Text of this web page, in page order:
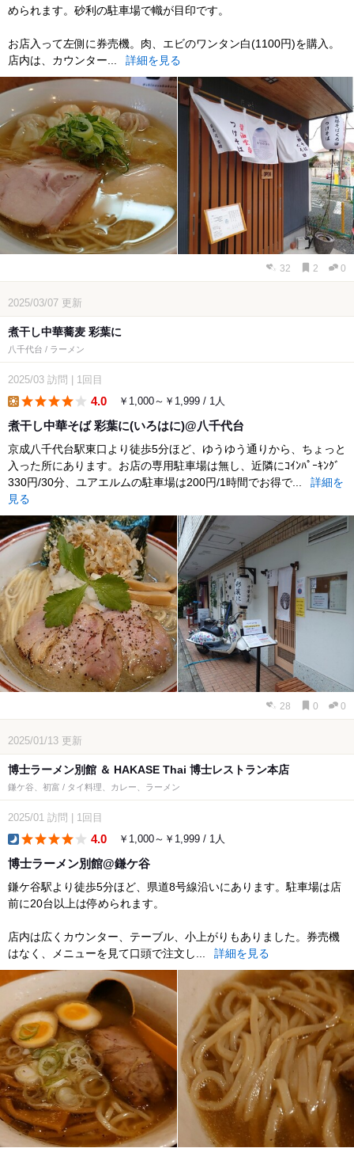
められます。砂利の駐車場で幟が目印です。
お店入って左側に券売機。肉、エビのワンタン白(1100円)を購入。
店内は、カウンター...
詳細を見る
32 2 0
2025/03/07 更新
煮干し中華蕎麦 彩葉に
八千代台 / ラーメン
2025/03 訪問 1回目
4.0 ￥1,000～￥1,999 / 1人
煮干し中華そば 彩葉に(いろはに)@八千代台
京成八千代台駅東口より徒歩5分ほど、ゆうゆう通りから、ちょっと
入った所にあります。お店の専用駐車場は無し、近隣にｺｲﾝﾊﾟｰｷﾝｸﾞ
330円/30分、ユアエルムの駐車場は200円/1時間でお得で...
詳細を
見る
28 0 0
2025/01/13 更新
博士ラーメン別館 ＆ HAKASE Thai 博士レストラン本店
鎌ケ谷、初富 / タイ料理、カレー、ラーメン
2025/01 訪問 1回目
4.0 ￥1,000～￥1,999 / 1人
博士ラーメン別館@鎌ケ谷
鎌ケ谷駅より徒歩5分ほど、県道8号線沿いにあります。駐車場は店
前に20台以上は停められます。
店内は広くカウンター、テーブル、小上がりもありました。券売機
はなく、メニューを見て口頭で注文し...
詳細を見る